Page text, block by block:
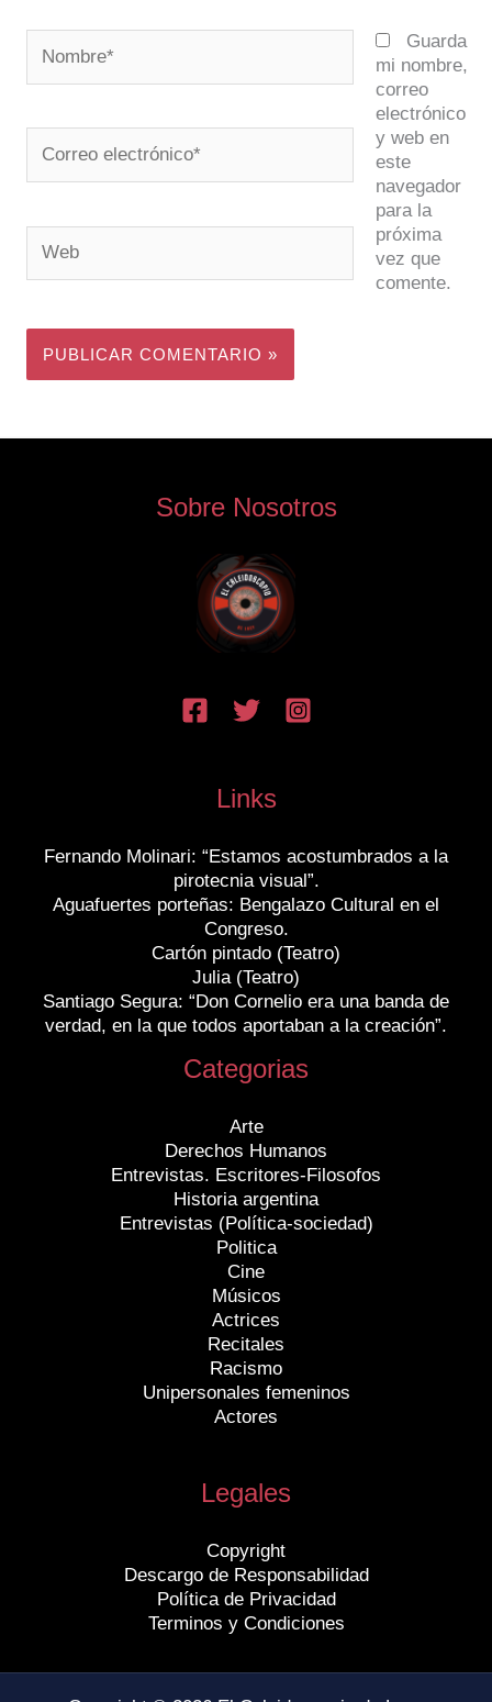
electrónico*
Guarda
mi nombre,
correo
electrónico
y web en
este
navegador
para la
próxima
vez que
comente.
Sobre Nosotros
Links
Fernando Molinari: “Estamos acostumbrados a la
pirotecnia visual”.
Aguafuertes porteñas: Bengalazo Cultural en el
Congreso.
Cartón pintado (Teatro)
Julia (Teatro)
Santiago Segura: “Don Cornelio era una banda de
verdad, en la que todos aportaban a la creación”.
Categorias
Arte
Derechos Humanos
Entrevistas. Escritores-Filosofos
Historia argentina
Entrevistas (Política-sociedad)
Politica
Cine
Músicos
Actrices
Recitales
Racismo
Unipersonales femeninos
Actores
Legales
Copyright
Descargo de Responsabilidad
Política de Privacidad
Terminos y Condiciones